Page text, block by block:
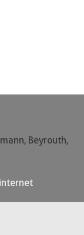
Beyrouth,